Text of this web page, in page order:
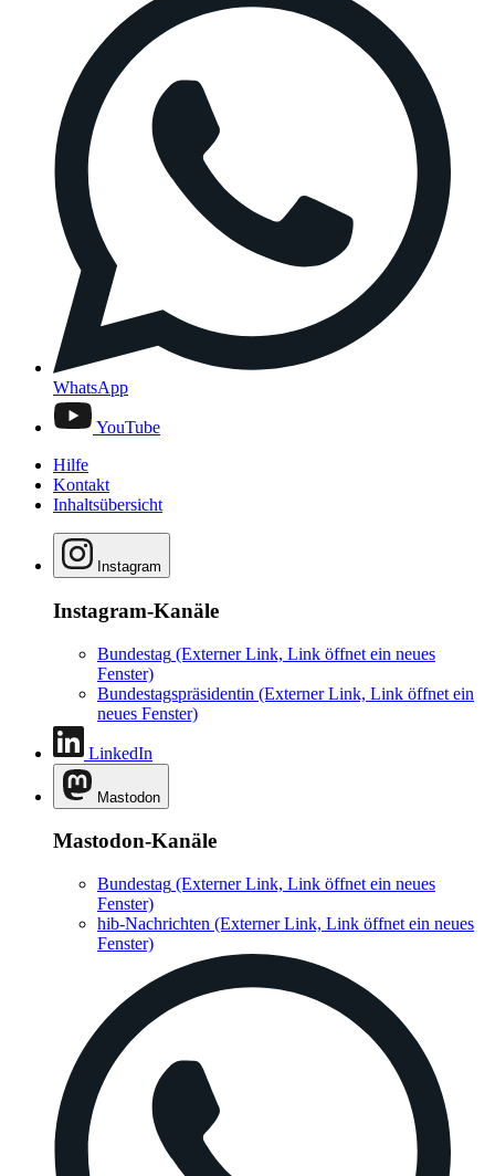
WhatsApp
YouTube
Hilfe
Kontakt
Inhaltsübersicht
Instagram
Instagram-Kanäle
Bundestag (Externer Link, Link öffnet ein neues
Fenster)
Bundestagspräsidentin (Externer Link, Link öffnet ein
neues Fenster)
LinkedIn
Mastodon
Mastodon-Kanäle
Bundestag (Externer Link, Link öffnet ein neues
Fenster)
hib-Nachrichten (Externer Link, Link öffnet ein neues
Fenster)